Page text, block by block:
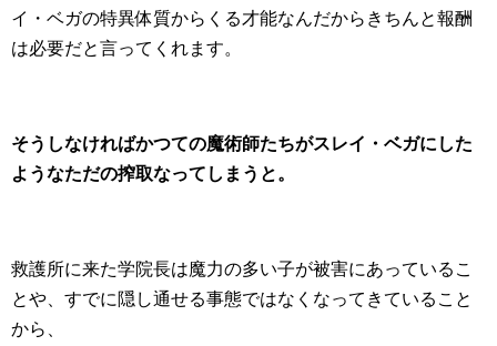
イ・ベガの特異体質からくる才能なんだからきちんと報酬
は必要だと言ってくれます。
そうしなければかつての魔術師たちがスレイ・ベガにした
ようなただの搾取なってしまうと。
救護所に来た学院長は魔力の多い子が被害にあっているこ
とや、すでに隠し通せる事態ではなくなってきていること
から、